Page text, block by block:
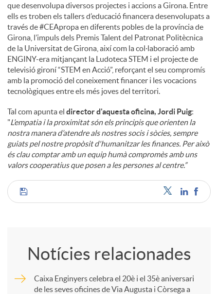
que desenvolupa diversos projectes i accions a Girona. Entre
ells es troben els tallers d’educació financera desenvolupats a
través de #CEApropa en diferents pobles de la província de
Girona, l’impuls dels Premis Talent del Patronat Politècnica
de la Universitat de Girona, així com la col·laboració amb
ENGINY-era mitjançant la Ludoteca STEM i el projecte de
televisió gironí “STEM en Acció”, reforçant el seu compromís
amb la promoció del coneixement financer i les vocacions
tecnològiques entre els més joves del territori.
Tal com apunta el director d'aquesta oficina, Jordi Puig:
"L’empatia i la proximitat són els principis que orienten la
nostra manera d’atendre als nostres socis i sòcies, sempre
guiats pel nostre propòsit d'humanitzar les finances. Per això
és clau comptar amb un equip humà compromès amb uns
valors cooperatius que posen a les persones al centre.”
C
Notícies relacionades
Caixa Enginyers celebra el 20è i el 35è aniversari
de les seves oficines de Via Augusta i Còrsega a